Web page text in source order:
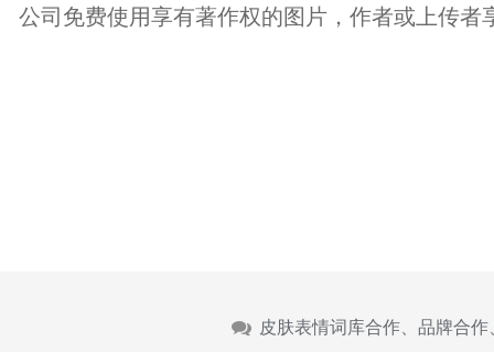
公司免费使用享有著作权的图片，作者或上传者
皮肤表情词库合作、品牌合